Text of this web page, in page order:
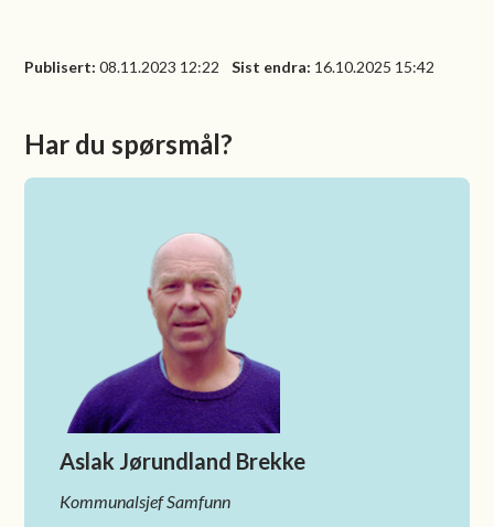
Publisert 08.11.2023 12:22 Sist endra 16.10.2025 15:42
Har du spørsmål?
Aslak Jørundland Brekke
Kommunalsjef Samfunn